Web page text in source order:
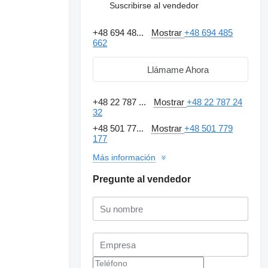
Suscribirse al vendedor
+48 694 48... Mostrar+48 694 485
662
Llámame Ahora
+48 22 787 ... Mostrar+48 22 787 24
32
+48 501 77...
Mostrar+48 501 779
177
Más información
Pregunte al vendedor